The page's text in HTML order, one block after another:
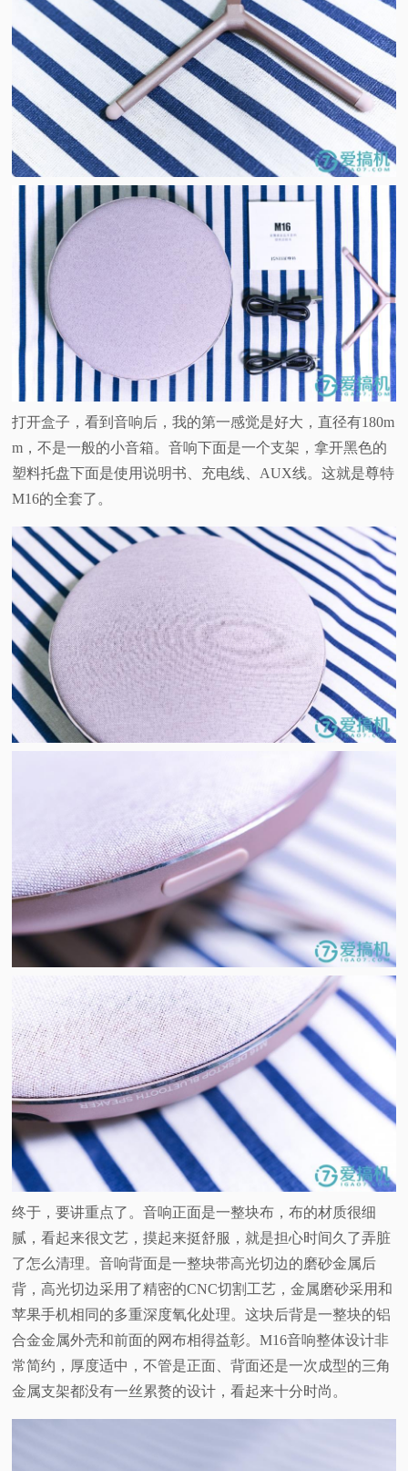
打开盒子，看到音响后，我的第一感觉是好大，直径有180m
m，不是一般的小音箱。音响下面是一个支架，拿开黑色的
塑料托盘下面是使用说明书、充电线、AUX线。这就是尊特
M16的全套了。
终于，要讲重点了。音响正面是一整块布，布的材质很细
腻，看起来很文艺，摸起来挺舒服，就是担心时间久了弄脏
了怎么清理。音响背面是一整块带高光切边的磨砂金属后
背，高光切边采用了精密的CNC切割工艺，金属磨砂采用和
苹果手机相同的多重深度氧化处理。这块后背是一整块的铝
合金金属外壳和前面的网布相得益彰。M16音响整体设计非
常简约，厚度适中，不管是正面、背面还是一次成型的三角
金属支架都没有一丝累赘的设计，看起来十分时尚。